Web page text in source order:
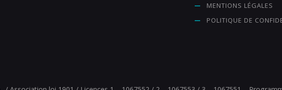
MENTIONS LÉGALES
POLITIQUE DE